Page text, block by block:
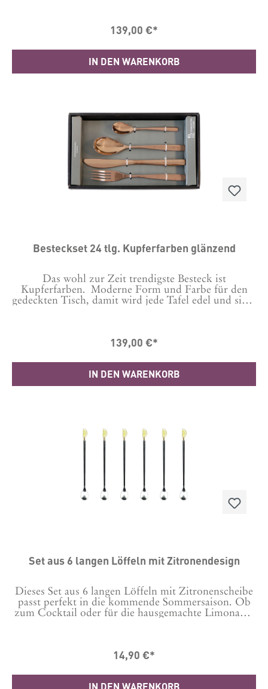
überzogen ist, die sich im Laufe vieler Spülvorgänge
per Handwäsche vorzunehmen.24 Teile
139,00 €*
IN DEN WARENKORB
Besteckset 24 tlg. Kupferfarben glänzend
Das wohl zur Zeit trendigste Besteck ist
Kupferfarben. Moderne Form und Farbe für den
gedeckten Tisch, damit wird jede Tafel edel und sieht
geeignet!24 Teile
139,00 €*
IN DEN WARENKORB
Set aus 6 langen Löffeln mit Zitronendesign
Dieses Set aus 6 langen Löffeln mit Zitronenscheibe
passt perfekt in die kommende Sommersaison. Ob
zum Cocktail oder für die hausgemachte Limonade,
14,90 €*